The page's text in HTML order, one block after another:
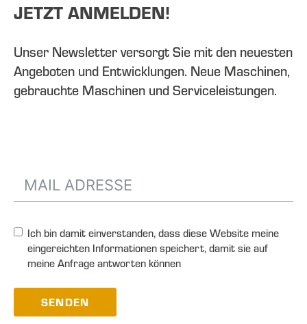
JETZT ANMELDEN!
Unser Newsletter versorgt Sie mit den neuesten
Angeboten und Entwicklungen. Neue Maschinen,
gebrauchte Maschinen und Serviceleistungen.
Ich bin damit einverstanden, dass diese Website meine
eingereichten Informationen speichert, damit sie auf
meine Anfrage antworten können
SENDEN